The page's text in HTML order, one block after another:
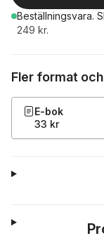
Beställningsvara.
249 kr.
Fler format
E-bok
33 kr